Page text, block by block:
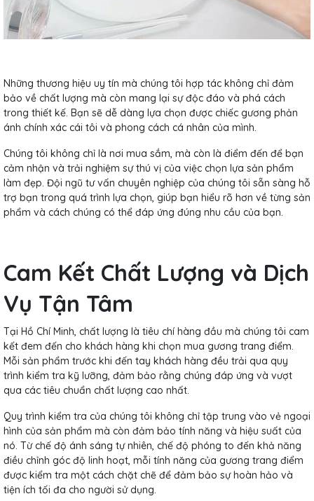
Những thương hiệu uy tín mà chúng tôi hợp tác không chỉ đảm
bảo về chất lượng mà còn mang lại sự độc đáo và phá cách
trong thiết kế. Bạn sẽ dễ dàng lựa chọn được chiếc gương phản
ánh chính xác cái tôi và phong cách cá nhân của mình.
Chúng tôi không chỉ là nơi mua sắm, mà còn là điểm đến để bạn
cảm nhận và trải nghiệm sự thú vị của việc chọn lựa sản phẩm
làm đẹp. Đội ngũ tư vấn chuyên nghiệp của chúng tôi sẵn sàng hỗ
trợ bạn trong quá trình lựa chọn, giúp bạn hiểu rõ hơn về từng sản
phẩm và cách chúng có thể đáp ứng đúng nhu cầu của bạn.
Cam Kết Chất Lượng và Dịch
Vụ Tận Tâm
Tại Hồ Chí Minh, chất lượng là tiêu chí hàng đầu mà chúng tôi cam
kết đem đến cho khách hàng khi chọn mua gương trang điểm.
Mỗi sản phẩm trước khi đến tay khách hàng đều trải qua quy
trình kiểm tra kỹ lưỡng, đảm bảo rằng chúng đáp ứng và vượt
qua các tiêu chuẩn chất lượng cao nhất.
Quy trình kiểm tra của chúng tôi không chỉ tập trung vào vẻ ngoại
hình của sản phẩm mà còn đảm bảo tính năng và hiệu suất của
nó. Từ chế độ ánh sáng tự nhiên, chế độ phóng to đến khả năng
điều chỉnh góc độ linh hoạt, mỗi tính năng của gương trang điểm
được kiểm tra một cách chặt chẽ để đảm bảo sự hoàn hảo và
tiện ích tối đa cho người sử dụng.